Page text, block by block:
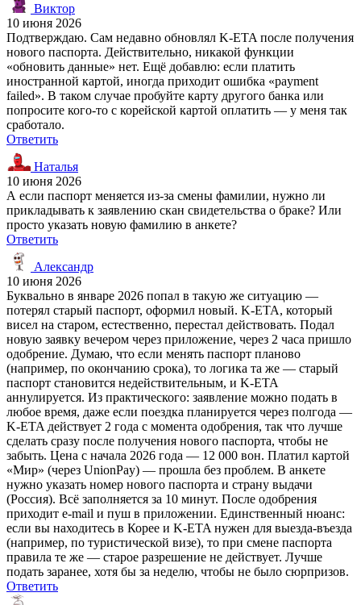
Виктор
10 июня 2026
Подтверждаю. Сам недавно обновлял K-ETA после получения
нового паспорта. Действительно, никакой функции
«обновить данные» нет. Ещё добавлю: если платить
иностранной картой, иногда приходит ошибка «payment
failed». В таком случае пробуйте карту другого банка или
попросите кого-то с корейской картой оплатить — у меня так
сработало.
Ответить
Наталья
10 июня 2026
А если паспорт меняется из-за смены фамилии, нужно ли
прикладывать к заявлению скан свидетельства о браке? Или
просто указать новую фамилию в анкете?
Ответить
Александр
10 июня 2026
Буквально в январе 2026 попал в такую же ситуацию —
потерял старый паспорт, оформил новый. K-ETA, который
висел на старом, естественно, перестал действовать. Подал
новую заявку вечером через приложение, через 2 часа пришло
одобрение. Думаю, что если менять паспорт планово
(например, по окончанию срока), то логика та же — старый
паспорт становится недействительным, и K-ETA
аннулируется. Из практического: заявление можно подать в
любое время, даже если поездка планируется через полгода —
K-ETA действует 2 года с момента одобрения, так что лучше
сделать сразу после получения нового паспорта, чтобы не
забыть. Цена с начала 2026 года — 12 000 вон. Платил картой
«Мир» (через UnionPay) — прошла без проблем. В анкете
нужно указать номер нового паспорта и страну выдачи
(Россия). Всё заполняется за 10 минут. После одобрения
приходит e-mail и пуш в приложении. Единственный нюанс:
если вы находитесь в Корее и K-ETA нужен для выезда-въезда
(например, по туристической визе), то при смене паспорта
правила те же — старое разрешение не действует. Лучше
подать заранее, хотя бы за неделю, чтобы не было сюрпризов.
Ответить